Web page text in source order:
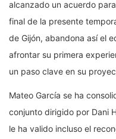
alcanzado un acuerdo
final de la presente
de Gijón, abandona así el
afrontar su primera
un paso clave en su
Mateo García se ha
conjunto dirigido por Dani
le ha valido incluso el